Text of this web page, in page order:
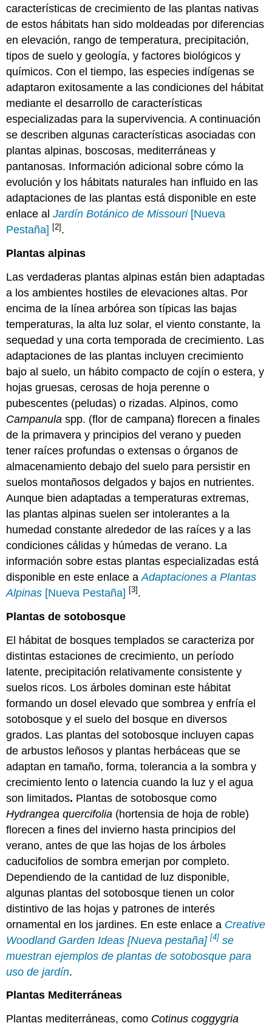
características de crecimiento de las plantas nativas
de estos hábitats han sido moldeadas por diferencias
en elevación, rango de temperatura, precipitación,
tipos de suelo y geología, y factores biológicos y
químicos. Con el tiempo, las especies indígenas se
adaptaron exitosamente a las condiciones del hábitat
mediante el desarrollo de características
especializadas para la supervivencia. A continuación
se describen algunas características asociadas con
plantas alpinas, boscosas, mediterráneas y
pantanosas. Información adicional sobre cómo la
evolución y los hábitats naturales han influido en las
adaptaciones de las plantas está disponible en este
enlace alJardín Botánico de Missouri[Nueva
Pestaña] [2] .
Plantas alpinas
Las verdaderas plantas alpinas están bien adaptadas
a los ambientes hostiles de elevaciones altas. Por
encima de la línea arbórea son típicas las bajas
temperaturas, la alta luz solar, el viento constante, la
sequedad y una corta temporada de crecimiento. Las
adaptaciones de las plantas incluyen crecimiento
bajo al suelo, un hábito compacto de cojín o estera, y
hojas gruesas, cerosas de hoja perenne o
pubescentes (peludas) o rizadas. Alpinos, como
Campanula spp. (flor de campana) florecen a finales
de la primavera y principios del verano y pueden
tener raíces profundas o extensas o órganos de
almacenamiento debajo del suelo para persistir en
suelos montañosos delgados y bajos en nutrientes.
Aunque bien adaptadas a temperaturas extremas,
las plantas alpinas suelen ser intolerantes a la
humedad constante alrededor de las raíces y a las
condiciones cálidas y húmedas de verano. La
información sobre estas plantas especializadas está
disponible en este enlace aAdaptaciones a Plantas
Alpinas [Nueva Pestaña] [3] .
Plantas de sotobosque
El hábitat de bosques templados se caracteriza por
distintas estaciones de crecimiento, un período
latente, precipitación relativamente consistente y
suelos ricos. Los árboles dominan este hábitat
formando un dosel elevado que sombrea y enfría el
sotobosque y el suelo del bosque en diversos
grados. Las plantas del sotobosque incluyen capas
de arbustos leñosos y plantas herbáceas que se
adaptan en tamaño, forma, tolerancia a la sombra y
crecimiento lento o latencia cuando la luz y el agua
son limitados. Plantas de sotobosque como
Hydrangea quercifolia (hortensia de hoja de roble)
florecen a fines del invierno hasta principios del
verano, antes de que las hojas de los árboles
caducifolios de sombra emerjan por completo.
Dependiendo de la cantidad de luz disponible,
algunas plantas del sotobosque tienen un color
distintivo de las hojas y patrones de interés
ornamental en los jardines. En este enlace a Creative
Woodland Garden Ideas [Nueva pestaña][4] se
muestran ejemplos de plantas de sotobosque para
uso de jardín.
Plantas Mediterráneas
Plantas mediterráneas, como Cotinus coggygria